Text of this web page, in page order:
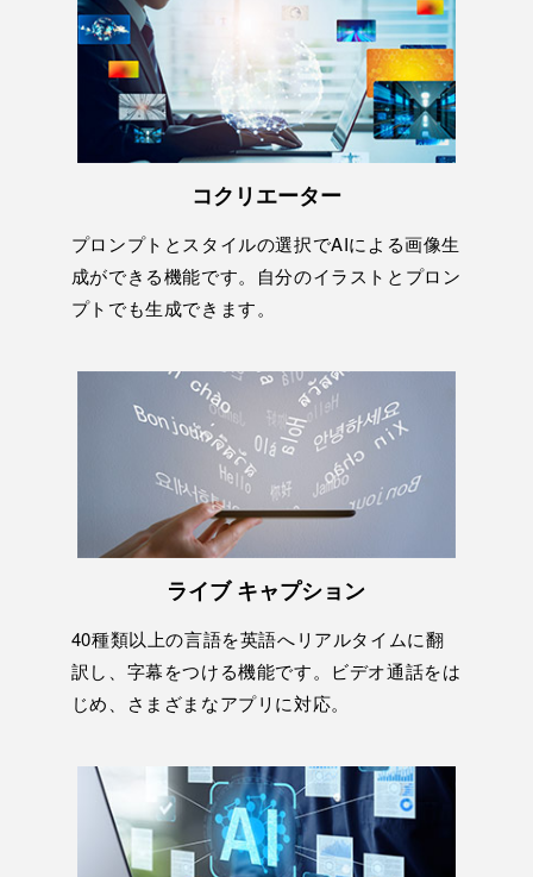
コクリエーター
プロンプトとスタイルの選択でAIによる画像生
成ができる機能です。自分のイラストとプロン
プトでも生成できます。
ライブ キャプション
40種類以上の言語を英語へリアルタイムに翻
訳し、字幕をつける機能です。ビデオ通話をは
じめ、さまざまなアプリに対応。